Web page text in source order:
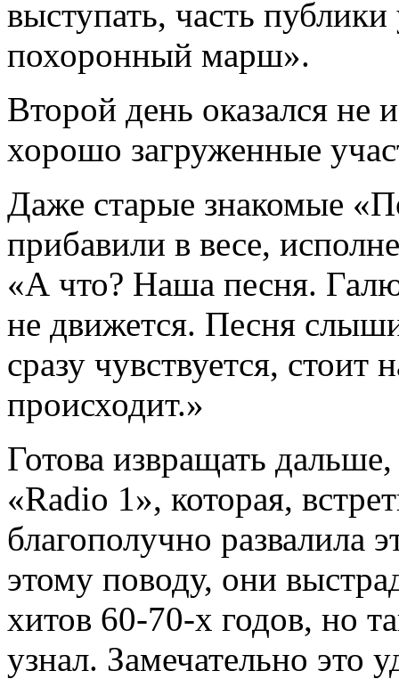
выступать, часть
похоронный марш».
Второй день оказался не
хорошо загруженные
Даже старые знакомые
прибавили в весе,
«А что? Наша песня.
не движется. Песня
сразу чувствуется,
происходит.»
Готова извращать
«Radio 1», которая,
благополучно развалила
этому поводу, они
хитов 60-70-х годов, но
узнал. Замечательно это